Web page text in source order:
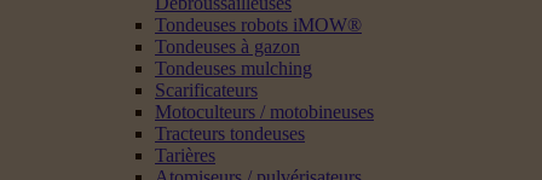
Tondeuses robots iMOW®
Tondeuses à gazon
Tondeuses mulching
Scarificateurs
Motoculteurs / motobineuses
Tracteurs tondeuses
Tarières